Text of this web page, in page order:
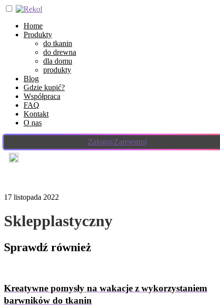
Home
Produkty
do tkanin
do drewna
dla domu
produkty
Blog
Gdzie kupić?
Współpraca
FAQ
Kontakt
O nas
Zaloguj/Zarejestruj
17 listopada 2022
Sklepplastyczny
Sprawdź również
Kreatywne pomysły na wakacje z wykorzystaniem
barwników do tkanin